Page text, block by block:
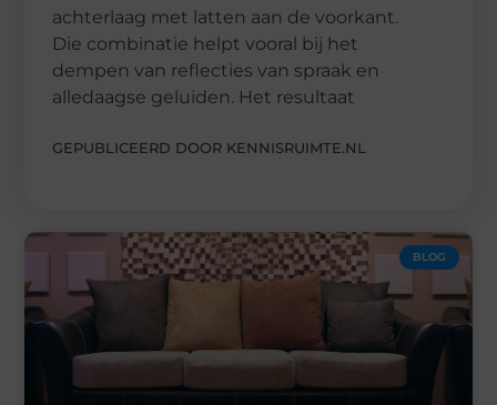
achterlaag met latten aan de voorkant.
Die combinatie helpt vooral bij het
dempen van reflecties van spraak en
alledaagse geluiden. Het resultaat
GEPUBLICEERD DOOR KENNISRUIMTE.NL
BLOG